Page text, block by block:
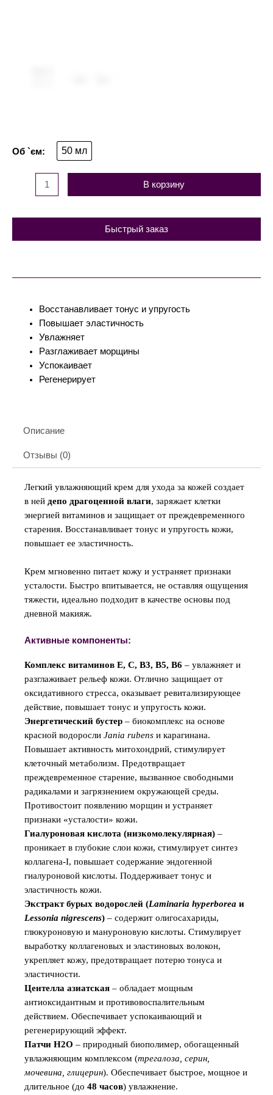
50 мл
В корзину
Быстрый заказ
Восстанавливает тонус и упругость
Повышает эластичность
Увлажняет
Разглаживает морщины
Успокаивает
Регенерирует
Описание
Отзывы (0)
Легкий увлажняющий крем для ухода за кожей создает
в ней депо драгоценной влаги, заряжает клетки
энергией витаминов и защищает от преждевременного
старения. Восстанавливает тонус и упругость кожи,
повышает ее эластичность.
Крем мгновенно питает кожу и устраняет признаки
усталости. Быстро впитывается, не оставляя ощущения
тяжести, идеально подходит в качестве основы под
дневной макияж.
Активные компоненты:
Комплекс витаминов E, C, B3, B5, B6 – увлажняет и
разглаживает рельеф кожи. Отлично защищает от
оксидативного стресса, оказывает ревитализирующее
действие, повышает тонус и упругость кожи.
Энергетический бустер – биокомплекс на основе
красной водоросли Jania rubens и карагинана.
Повышает активность митохондрий, стимулирует
клеточный метаболизм. Предотвращает
преждевременное старение, вызванное свободными
радикалами и загрязнением окружающей среды.
Противостоит появлению морщин и устраняет
признаки «усталости» кожи.
Гиалуроновая кислота (низкомолекулярная) –
проникает в глубокие слои кожи, стимулирует синтез
коллагена-I, повышает содержание эндогенной
гиалуроновой кислоты. Поддерживает тонус и
эластичность кожи.
Экстракт бурых водорослей (Laminaria hyperborea и
Lessonia nigrescens) – содержит олигосахариды,
глюкуроновую и мануроновую кислоты. Стимулирует
выработку коллагеновых и эластиновых волокон,
укрепляет кожу, предотвращает потерю тонуса и
эластичности.
Центелла азиатская – обладает мощным
антиоксидантным и противовоспалительным
действием. Обеспечивает успокаивающий и
регенерирующий эффект.
Патчи Н2О – природный биополимер, обогащенный
увлажняющим комплексом (трегалоза, серин,
мочевина, глицерин). Обеспечивает быстрое, мощное и
длительное (до 48 часов) увлажнение.